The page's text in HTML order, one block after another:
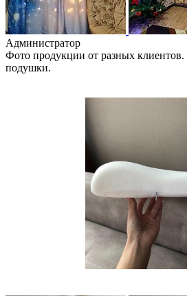
Администратор
Фото продукции от разных
подушки.